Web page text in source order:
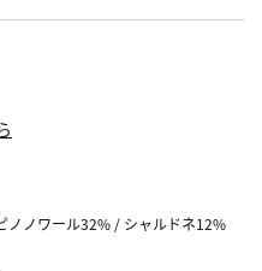
ノノワール32% / シャルドネ12%